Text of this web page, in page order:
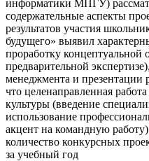
информатики МПГУ)
содержательные аспекты
результатов участия
будущего» выявил
проработку концептуальной
предварительной
менеджмента и презентации
что целенаправленная
культуры (введение
использование
акцент на командную
количество конкурсных
за учебный год